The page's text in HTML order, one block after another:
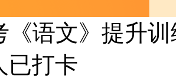
《语文》提升
已打卡